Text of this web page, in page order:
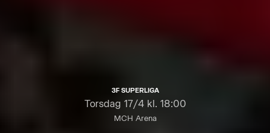
3F SUPERLIGA
Torsdag 17/4 kl. 18:00
MCH Arena